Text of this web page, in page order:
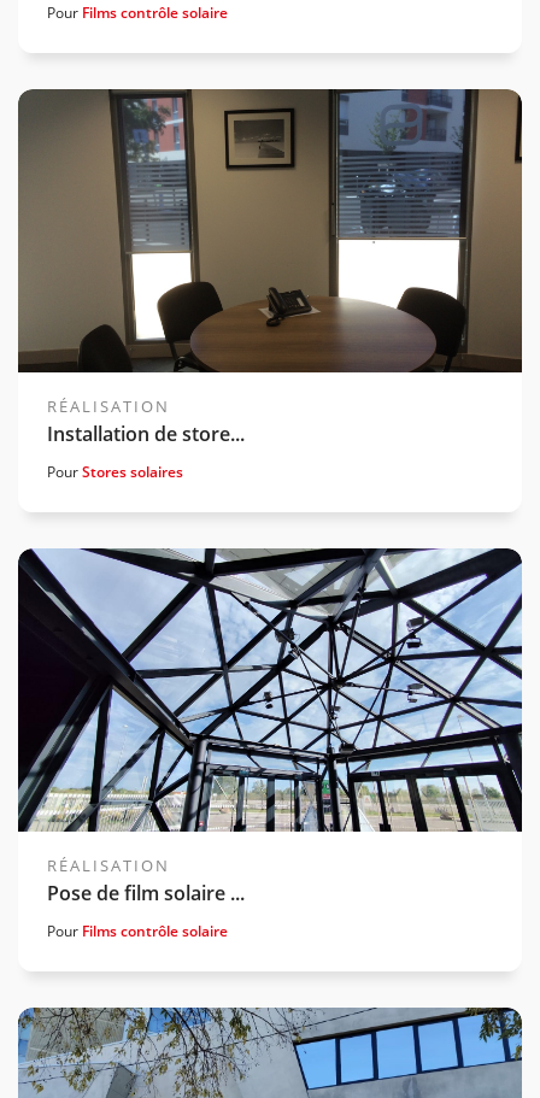
Pour Films contrôle solaire
Voir la gamme associée
RÉALISATION
Installation de store...
PourStores solaires
Voir la gamme associée
RÉALISATION
Pose de film solaire ...
Pour Films contrôle solaire
Voir la gamme associée